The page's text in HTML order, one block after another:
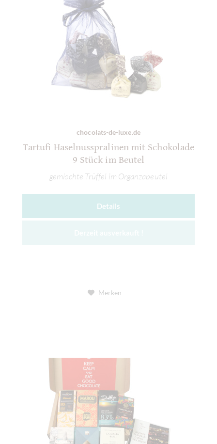
chocolats-de-luxe.de
Tartufi Haselnusspralinen mit Schokolade
9 Stück im Beutel
gemischte Trüffel im Organzabeutel
Details
Merken